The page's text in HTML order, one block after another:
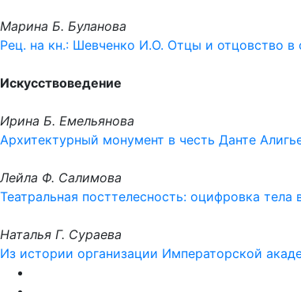
Марина Б. Буланова
Рец. на кн.: Шевченко И.О. Отцы и отцовство в
Искусствоведение
Ирина Б. Емельянова
Архитектурный монумент в честь Данте
Лейла Ф. Салимова
Театральная посттелесность: оцифровка
Наталья Г. Сураева
Из истории организации Императорской